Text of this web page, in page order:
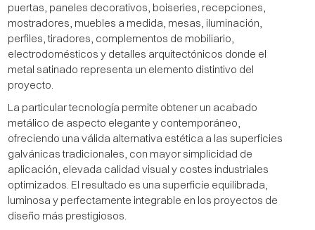
puertas, paneles decorativos, boiseries, recepciones,
mostradores, muebles a medida, mesas, iluminación,
perfiles, tiradores, complementos de mobiliario,
electrodomésticos y detalles arquitectónicos donde el
metal satinado representa un elemento distintivo del
proyecto.
La particular tecnología permite obtener un acabado
metálico de aspecto elegante y contemporáneo,
ofreciendo una válida alternativa estética a las superficies
galvánicas tradicionales, con mayor simplicidad de
aplicación, elevada calidad visual y costes industriales
optimizados. El resultado es una superficie equilibrada,
luminosa y perfectamente integrable en los proyectos de
diseño más prestigiosos.